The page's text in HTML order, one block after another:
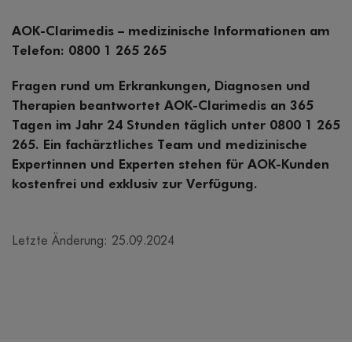
AOK-Clarimedis – medizinische Informationen am
Telefon: 0800 1 265 265
Fragen rund um Erkrankungen, Diagnosen und
Therapien beantwortet AOK-Clarimedis an 365
Tagen im Jahr 24 Stunden täglich unter 0800 1 265
265. Ein fachärztliches Team und medizinische
Expertinnen und Experten stehen für AOK-Kunden
kostenfrei und exklusiv zur Verfügung.
Letzte Änderung: 25.09.2024